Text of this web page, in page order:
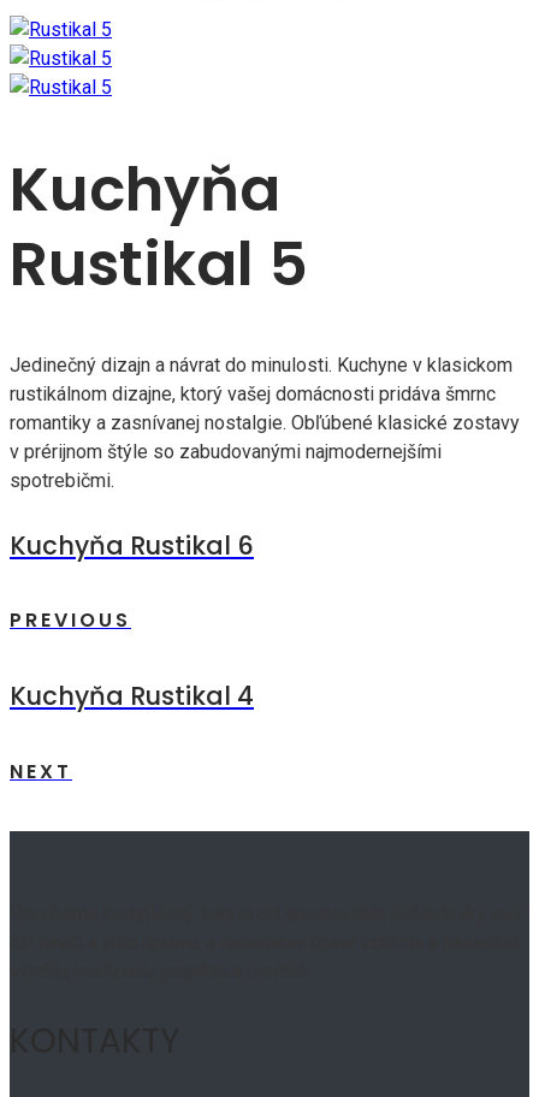
Kuchyňa
Rustikal 5
Jedinečný dizajn a návrat do minulosti. Kuchyne v klasickom
rustikálnom dizajne, ktorý vašej domácnosti pridáva šmrnc
romantiky a zasnívanej nostalgie. Obľúbené klasické zostavy
v prérijnom štýle so zabudovanými najmodernejšími
spotrebičmi.
Kuchyňa Rustikal 6
PREVIOUS
Kuchyňa Rustikal 4
NEXT